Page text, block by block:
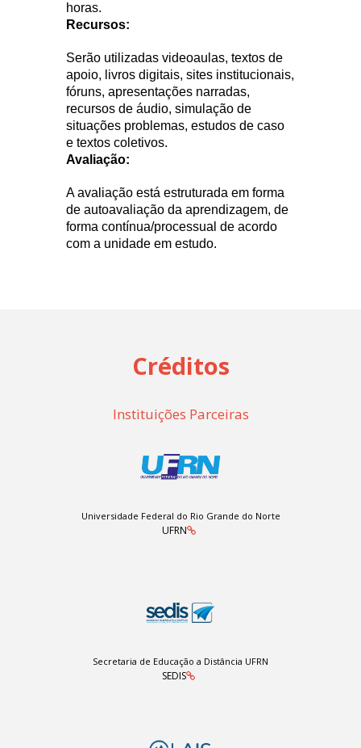
horas.
Recursos:
Serão utilizadas videoaulas, textos de
apoio, livros digitais, sites institucionais,
fóruns, apresentações narradas,
recursos de áudio, simulação de
situações problemas, estudos de caso
e textos coletivos.
Avaliação:
A avaliação está estruturada em forma
de autoavaliação da aprendizagem, de
forma contínua/processual de acordo
com a unidade em estudo.
Créditos
Instituições Parceiras
Universidade Federal do Rio Grande do Norte
UFRN
Secretaria de Educação a Distância UFRN
SEDIS